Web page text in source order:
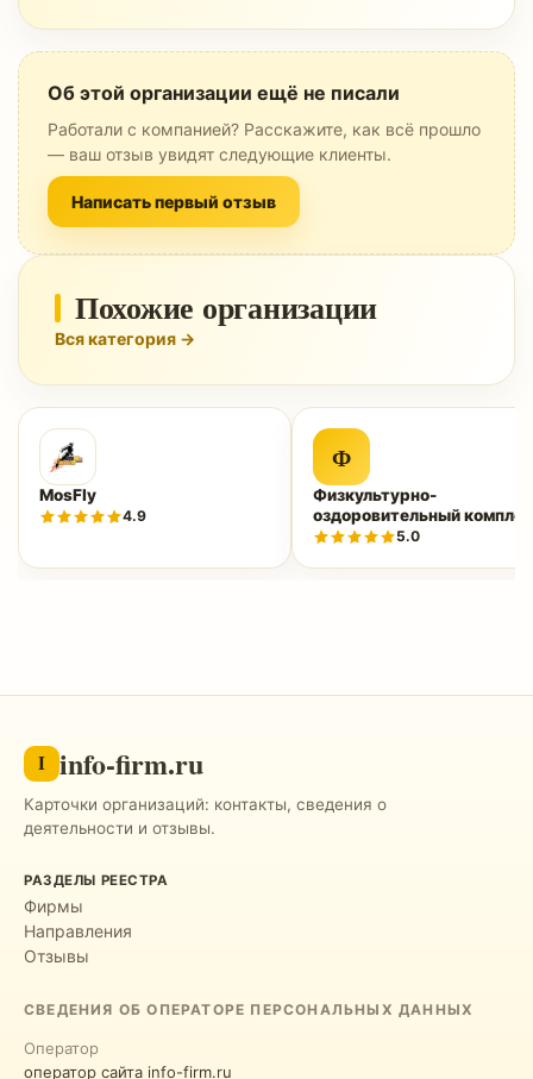
Об этой организации ещё не писали
Работали с компанией? Расскажите, как всё прошло
— ваш отзыв увидят следующие клиенты.
Написать первый отзыв
Похожие организации
Вся категория →
MosFly
4.9
Ф
Физкультурно-
оздоровительный
«Нептун» 5.0
I info-firm.ru
Карточки организаций: контакты, сведения о
деятельности и отзывы.
РАЗДЕЛЫ РЕЕСТРА
Фирмы
Направления
Отзывы
СВЕДЕНИЯ ОБ ОПЕРАТОРЕ ПЕРСОНАЛЬНЫХ ДАННЫХ
Оператор
оператор сайта info-firm.ru